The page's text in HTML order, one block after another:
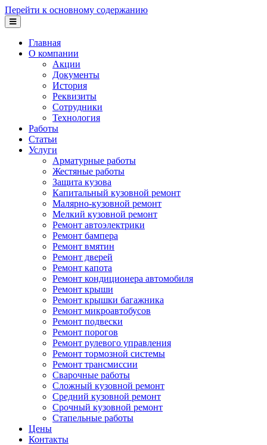
Перейти к основному содержанию
Главная
О компании
Акции
Документы
История
Реквизиты
Сотрудники
Технология
Работы
Статьи
Услуги
Арматурные работы
Жестяные работы
Защита кузова
Капитальный кузовной ремонт
Малярно-кузовной ремонт
Мелкий кузовной ремонт
Ремонт автоэлектрики
Ремонт бампера
Ремонт вмятин
Ремонт дверей
Ремонт капота
Ремонт кондиционера автомобиля
Ремонт крыши
Ремонт крышки багажника
Ремонт микроавтобусов
Ремонт подвески
Ремонт порогов
Ремонт рулевого управления
Ремонт тормозной системы
Ремонт трансмиссии
Сварочные работы
Сложный кузовной ремонт
Средний кузовной ремонт
Срочный кузовной ремонт
Стапельные работы
Цены
Контакты